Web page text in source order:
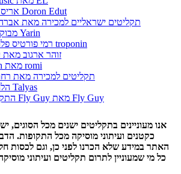
אריס סאן מאת Doron Edut
תקליטים ישראליים למכירה מאת
מבוקשים מאת Yarin
רמי פורטיס פלונטר מאת troponin
זוהר ארגוב מאת
exhibition מאת romi
תקליטים למכירה מאת
הלהקה מאת Talyas
התקליטים של Fly Guy מאת Fly Guy
אנו מעוניינים בתקליטים ישנים מכל הסוגים,
כקטנים ועיתוני מוסיקה מכל התקופות.
האתר במידע שלא הכרנו לפני כן, וגם לכסות
כל מי שמעוניין לתרום תקליטים ועיתוני